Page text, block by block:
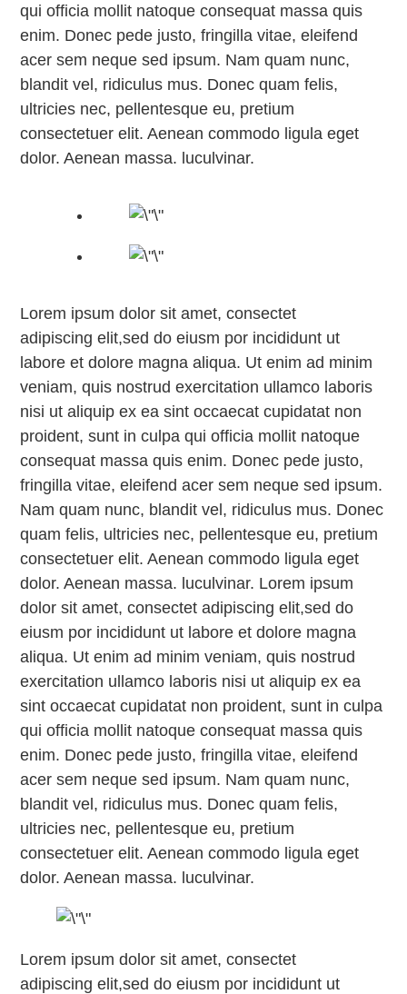
qui officia mollit natoque consequat massa quis
enim. Donec pede justo, fringilla vitae, eleifend
acer sem neque sed ipsum. Nam quam nunc,
blandit vel, ridiculus mus. Donec quam felis,
ultricies nec, pellentesque eu, pretium
consectetuer elit. Aenean commodo ligula eget
dolor. Aenean massa. luculvinar.
Lorem ipsum dolor sit amet, consectet
adipiscing elit,sed do eiusm por incididunt ut
labore et dolore magna aliqua. Ut enim ad minim
veniam, quis nostrud exercitation ullamco laboris
nisi ut aliquip ex ea sint occaecat cupidatat non
proident, sunt in culpa qui officia mollit natoque
consequat massa quis enim. Donec pede justo,
fringilla vitae, eleifend acer sem neque sed ipsum.
Nam quam nunc, blandit vel, ridiculus mus. Donec
quam felis, ultricies nec, pellentesque eu, pretium
consectetuer elit. Aenean commodo ligula eget
dolor. Aenean massa. luculvinar. Lorem ipsum
dolor sit amet, consectet adipiscing elit,sed do
eiusm por incididunt ut labore et dolore magna
aliqua. Ut enim ad minim veniam, quis nostrud
exercitation ullamco laboris nisi ut aliquip ex ea
sint occaecat cupidatat non proident, sunt in culpa
qui officia mollit natoque consequat massa quis
enim. Donec pede justo, fringilla vitae, eleifend
acer sem neque sed ipsum. Nam quam nunc,
blandit vel, ridiculus mus. Donec quam felis,
ultricies nec, pellentesque eu, pretium
consectetuer elit. Aenean commodo ligula eget
dolor. Aenean massa. luculvinar.
Lorem ipsum dolor sit amet, consectet
adipiscing elit,sed do eiusm por incididunt ut